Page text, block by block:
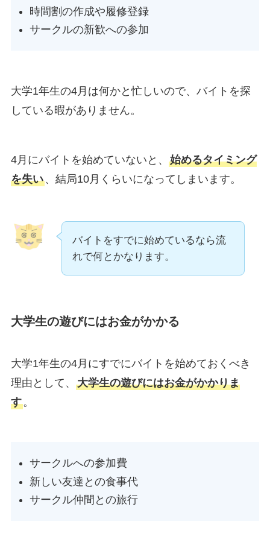
時間割の作成や履修登録
サークルの新歓への参加
大学1年生の4月は何かと忙しいので、バイトを探
している暇がありません。
4月にバイトを始めていないと、 始めるタイミング
を失い、結局10月くらいになってしまいます。
バイトをすでに始めているなら流
れで何とかなります。
大学生の遊びにはお金がかかる
大学1年生の4月にすでにバイトを始めておくべき
理由として、 大学生の遊びにはお金がかかりま
す。
サークルへの参加費
新しい友達との食事代
サークル仲間との旅行